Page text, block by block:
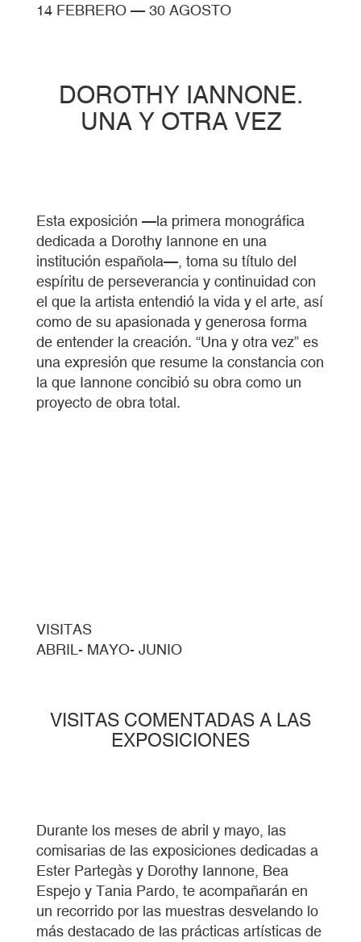
14 FEBRERO — 30 AGOSTO
DOROTHY IANNONE.
UNA Y OTRA VEZ
Esta exposición —la primera monográfica
dedicada a Dorothy Iannone en una
institución española—, toma su título del
espíritu de perseverancia y continuidad con
el que la artista entendió la vida y el arte, así
como de su apasionada y generosa forma
de entender la creación. “Una y otra vez” es
una expresión que resume la constancia con
la que Iannone concibió su obra como un
proyecto de obra total.
VISITAS
ABRIL- MAYO- JUNIO
VISITAS COMENTADAS A LAS
EXPOSICIONES
Durante los meses de abril y mayo, las
comisarias de las exposiciones dedicadas a
Ester Partegàs y Dorothy Iannone, Bea
Espejo y Tania Pardo, te acompañarán en
un recorrido por las muestras desvelando lo
más destacado de las prácticas artísticas de